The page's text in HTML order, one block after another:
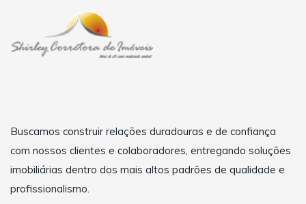
Buscamos construir relações duradouras e de confiança
com nossos clientes e colaboradores, entregando soluções
imobiliárias dentro dos mais altos padrões de qualidade e
profissionalismo.